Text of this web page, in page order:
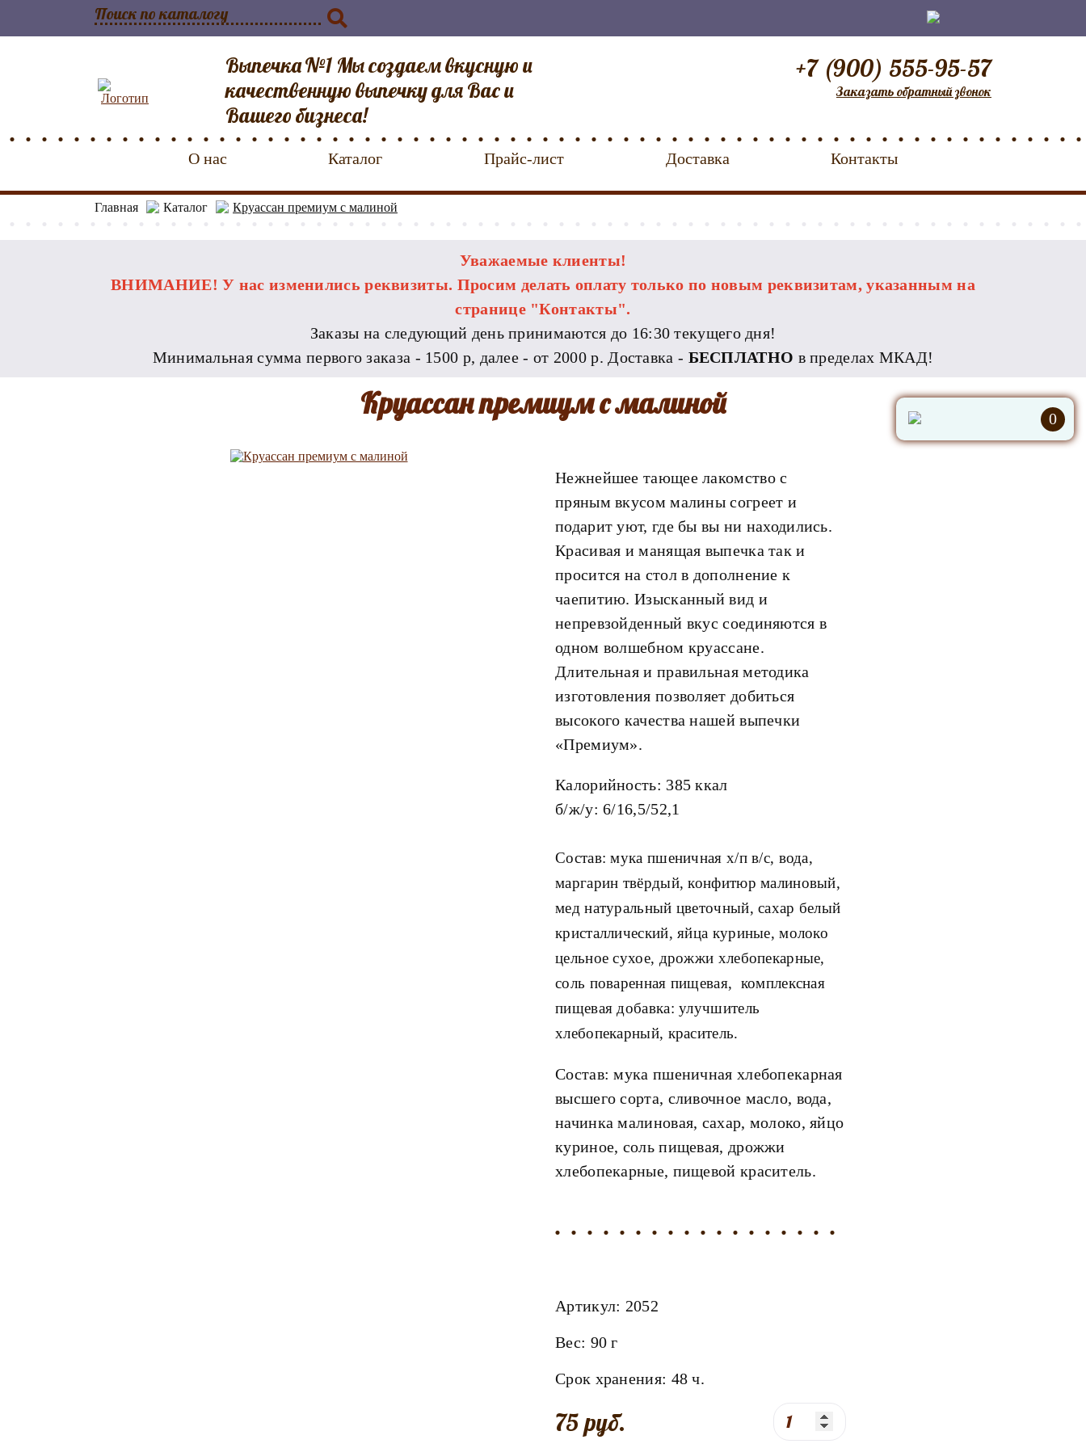
Выпечка №1 Мы создаем вкусную и
качественную выпечку для Вас и
Вашего бизнеса!
+7 (900) 555-95-57
Заказать обратный звонок
О нас Каталог Прайс-лист Доставка Контакты
Главная Каталог Круассан премиум с малиной
Уважаемые клиенты!
ВНИМАНИЕ! У нас изменились реквизиты. Просим делать оплату только по новым реквизитам, указанным на
странице "Контакты".
Заказы на следующий день принимаются до 16:30 текущего дня!
Минимальная сумма первого заказа - 1500 р, далее - от 2000 р. Доставка - БЕСПЛАТНО в пределах МКАД!
0
Круассан премиум с малиной
Нежнейшее тающее лакомство с
пряным вкусом малины согреет и
подарит уют, где бы вы ни находились.
Красивая и манящая выпечка так и
просится на стол в дополнение к
чаепитию. Изысканный вид и
непревзойденный вкус соединяются в
одном волшебном круассане.
Длительная и правильная методика
изготовления позволяет добиться
высокого качества нашей выпечки
«Премиум».
Калорийность: 385 ккал
б/ж/у: 6/16,5/52,1
Состав: мука пшеничная х/п в/с, вода,
маргарин твёрдый, конфитюр малиновый,
мед натуральный цветочный, сахар белый
кристаллический, яйца куриные, молоко
цельное сухое, дрожжи хлебопекарные,
соль поваренная пищевая, комплексная
пищевая добавка: улучшитель
хлебопекарный, краситель.
Состав: мука пшеничная хлебопекарная
высшего сорта, сливочное масло, вода,
начинка малиновая, сахар, молоко, яйцо
куриное, соль пищевая, дрожжи
хлебопекарные, пищевой краситель.
Артикул: 2052
Вес: 90 г
Срок хранения: 48 ч.
75 руб.